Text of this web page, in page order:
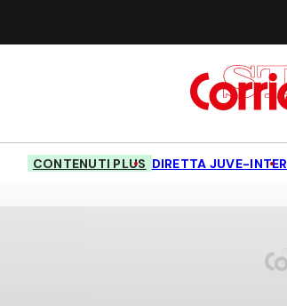
CONTENUTI PLUS DIRETTA JUVE-INTER